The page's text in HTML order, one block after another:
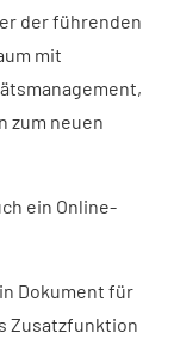
der führenden
mit
zum neuen
ein Online-
Dokument für
Zusatzfunktion